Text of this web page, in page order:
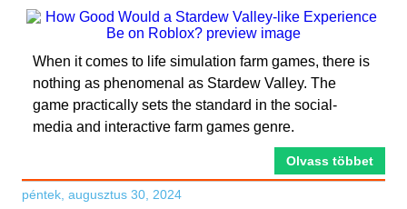
When it comes to life simulation farm games, there is
nothing as phenomenal as Stardew Valley. The
game practically sets the standard in the social-
media and interactive farm games genre.
Olvass többet
péntek, augusztus 30, 2024